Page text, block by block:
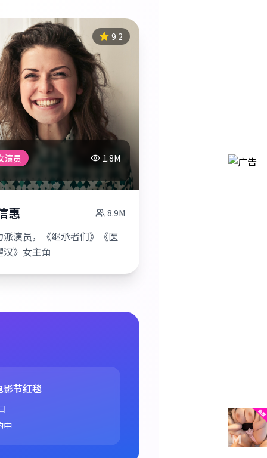
9.2
演员 1.8M
惠 8.9M
派演员，《继承者们》《医
汉》女主角
影节红毯
中